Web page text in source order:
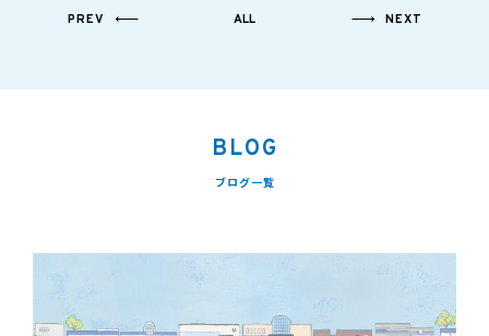
PREV ALL NEXT
BLOG
ブログ一覧